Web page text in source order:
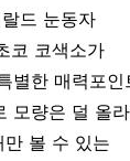
드 눈동자
코 코색소가
별한 매력포인
모량은 덜 올
만 볼 수 있는